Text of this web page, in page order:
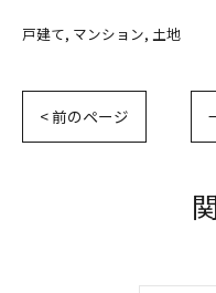
戸建て マンション 土地
< 前のページ